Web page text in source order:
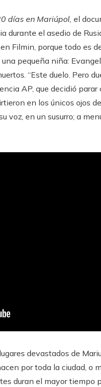
días en Mariúpol, el
durante el asedio de
Filmin, porque todo es
pequeña niña:
“Este duelo. Pero
AP, que decidió
en los únicos ojos
voz, en un susurro; a
devastados de
por toda la ciudad, o
duran el mayor tiempo